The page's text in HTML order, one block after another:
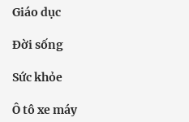
Giáo dục
Đời sống
Sức khỏe
Ô tô xe máy